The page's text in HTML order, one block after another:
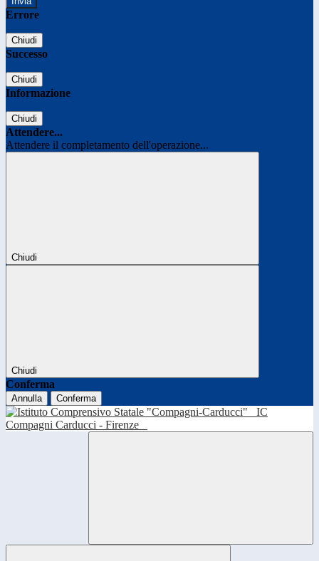
Errore
Chiudi
Successo
Chiudi
Informazione
Chiudi
Attendere...
Attendere il completamento dell'operazione...
Chiudi
Chiudi
Conferma
Annulla Conferma
IC
Compagni Carducci - Firenze